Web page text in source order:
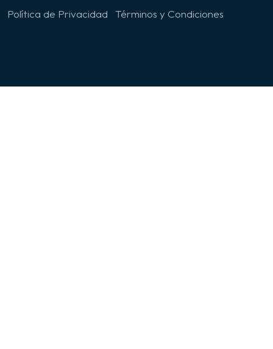
Política de Privacidad Términos y Condiciones